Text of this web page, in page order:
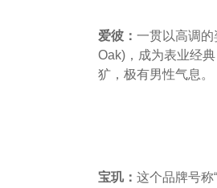
爱彼： 一贯以高调的
Oak)，成为表业经
犷，极有男性气息。
宝玑： 这个品牌号称